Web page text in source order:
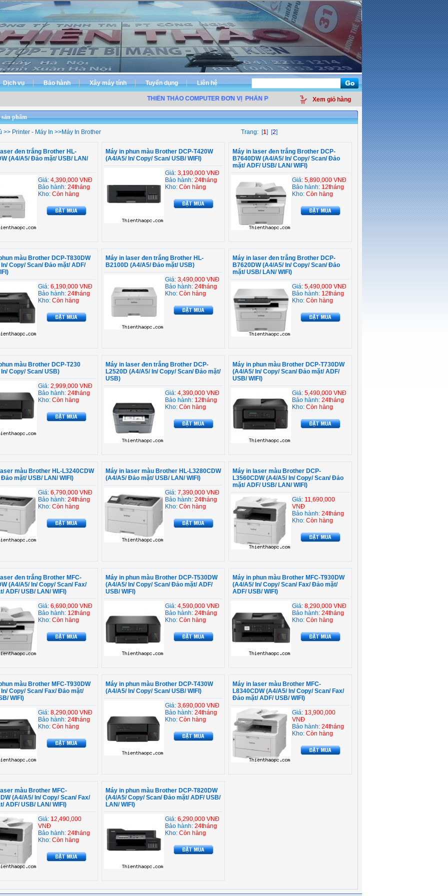
Dịch vụ Bảo hành Xây máy tính Tuyển dụng Liên hệ
THIÊN THẢO COMPUTER ĐƠN VỊ PHÂN PHỐI LINH KIỆN ĐIỆN TỬ MÁY TÍNH - THIẾT BỊ VĂN PHÒNG -
Xem giỏ hàng
phẩm
>> Printer - Máy In >>Máy In Brother Trang: [1] [2]
đen trắng Brother HL-
(A4/A5/ Đảo mặt/ USB/ LAN/
Giá: 4,390,000 VNĐ
Bảo hành: 24tháng
Kho: Còn hàng
Máy in phun màu Brother DCP-T420W
(A4/A5/ In/ Copy/ Scan/ USB/ WIFI)
Giá: 3,190,000 VNĐ
Bảo hành: 24tháng
Kho: Còn hàng
Máy in laser đen trắng Brother DCP-
B7640DW (A4/A5/ In/ Copy/ Scan/ Đảo
mặt/ ADF/ USB/ LAN/ WIFI)
Giá: 5,890,000 VNĐ
Bảo hành: 12tháng
Kho: Còn hàng
màu Brother DCP-T830DW
Copy/ Scan/ Đảo mặt/ ADF/
Giá: 6,190,000 VNĐ
Bảo hành: 24tháng
Kho: Còn hàng
Máy in laser đen trắng Brother HL-
B2100D (A4/A5/ Đảo mặt/ USB)
Giá: 3,490,000 VNĐ
Bảo hành: 24tháng
Kho: Còn hàng
Máy in laser đen trắng Brother DCP-
B7620DW (A4/A5/ In/ Copy/ Scan/ Đảo
mặt/ USB/ LAN/ WIFI)
Giá: 5,490,000 VNĐ
Bảo hành: 12tháng
Kho: Còn hàng
màu Brother DCP-T230
Copy/ Scan/ USB)
Giá: 2,999,000 VNĐ
Bảo hành: 24tháng
Kho: Còn hàng
Máy in laser đen trắng Brother DCP-
L2520D (A4/A5/ In/ Copy/ Scan/ Đảo mặt/
USB)
Giá: 4,390,000 VNĐ
Bảo hành: 12tháng
Kho: Còn hàng
Máy in phun màu Brother DCP-T730DW
(A4/A5/ In/ Copy/ Scan/ Đảo mặt/ ADF/
USB/ WIFI)
Giá: 5,490,000 VNĐ
Bảo hành: 24tháng
Kho: Còn hàng
màu Brother HL-L3240CDW
mặt/ USB/ LAN/ WIFI)
Giá: 6,790,000 VNĐ
Bảo hành: 24tháng
Kho: Còn hàng
Máy in laser màu Brother HL-L3280CDW
(A4/A5/ Đảo mặt/ USB/ LAN/ WIFI)
Giá: 7,390,000 VNĐ
Bảo hành: 24tháng
Kho: Còn hàng
Máy in laser màu Brother DCP-
L3560CDW (A4/A5/ In/ Copy/ Scan/ Đảo
mặt/ ADF/ USB/ LAN/ WIFI)
Giá: 11,690,000
VNĐ
Bảo hành: 24tháng
Kho: Còn hàng
đen trắng Brother MFC-
(A4/A5/ In/ Copy/ Scan/ Fax/
ADF/ USB/ LAN/ WIFI)
Giá: 6,690,000 VNĐ
Bảo hành: 12tháng
Kho: Còn hàng
Máy in phun màu Brother DCP-T530DW
(A4/A5/ In/ Copy/ Scan/ Đảo mặt/ ADF/
USB/ WIFI)
Giá: 4,590,000 VNĐ
Bảo hành: 24tháng
Kho: Còn hàng
Máy in phun màu Brother MFC-T930DW
(A4/A5/ In/ Copy/ Scan/ Fax/ Đảo mặt/
ADF/ USB/ WIFI)
Giá: 8,290,000 VNĐ
Bảo hành: 24tháng
Kho: Còn hàng
màu Brother MFC-T930DW
Copy/ Scan/ Fax/ Đảo mặt/
WIFI)
Giá: 8,290,000 VNĐ
Bảo hành: 24tháng
Kho: Còn hàng
Máy in phun màu Brother DCP-T430W
(A4/A5/ In/ Copy/ Scan/ USB/ WIFI)
Giá: 3,690,000 VNĐ
Bảo hành: 24tháng
Kho: Còn hàng
Máy in laser màu Brother MFC-
L8340CDW (A4/A5/ In/ Copy/ Scan/ Fax/
Đảo mặt/ ADF/ USB/ WIFI)
Giá: 13,900,000
VNĐ
Bảo hành: 24tháng
Kho: Còn hàng
màu Brother MFC-
(A4/A5/ In/ Copy/ Scan/ Fax/
ADF/ USB/ LAN/ WIFI)
Giá: 12,490,000
VNĐ
Bảo hành: 24tháng
Kho: Còn hàng
Máy in phun màu Brother DCP-T820DW
(A4/A5/ Copy/ Scan/ Đảo mặt/ ADF/ USB/
LAN/ WIFI)
Giá: 6,290,000 VNĐ
Bảo hành: 24tháng
Kho: Còn hàng